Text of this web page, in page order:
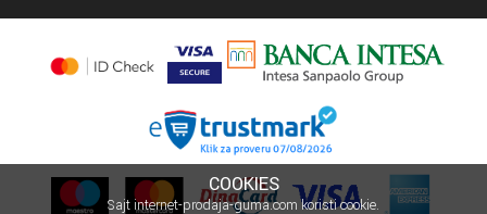
COOKIES
Sajt internet-prodaja-guma.com koristi cookie.